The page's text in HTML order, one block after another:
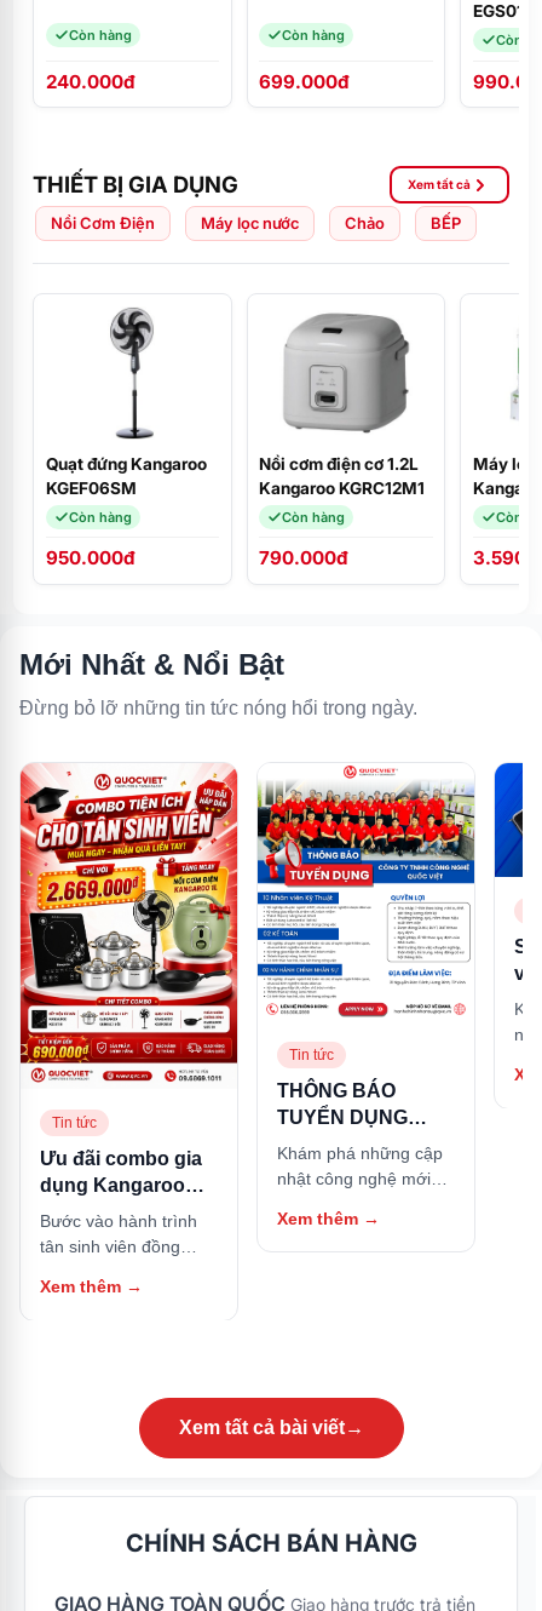
Còn hàng
240.000đ
Còn hàng
699.000đ
(USB
Còn
THIẾT BỊ GIA DỤNG Xem tất cả
Nồi Cơm Điện Máy lọc nước Chảo BẾP
Quạt đứng Kangaroo
KGEF06SM
Còn hàng
950.000đ
Nồi cơm điện cơ 1.2L
Kangaroo KGRC12M1
Còn hàng
790.000đ
Máy lọc
Còn
Mới Nhất & Nổi Bật
Đừng bỏ lỡ những tin tức nóng hổi trong ngày.
Tin tức
Ưu đãi combo gia
dụng Kangaroo
cho Tân sinh viên:
Sắm trọn bộ căn
cơm điện
Bước vào hành trình
tân sinh viên đồng
đầu cuộc sống tự lập
nhưng đầy đủ tiện nghi
chính là nơi giữ lửa
năng lượng, giúp bạn
ăn thơm ngon, tiết
kiệm chi phí sinh hoạt
và đảm bảo an toàn
đồng hành và hỗ trợ
Xem thêm →
Tin tức
THÔNG BÁO
TUYỂN DỤNG
NHÂN SỰ
Khám phá những cập
nhật công nghệ mới
hữu ích trong bài viết
này.
Xem thêm →
và
là
Xem tất cả bài viết→
CHÍNH SÁCH BÁN HÀNG
GIAO HÀNG TOÀN QUỐC Giao hàng trước trả tiền